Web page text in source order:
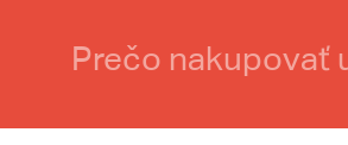
Prečo nakupovať